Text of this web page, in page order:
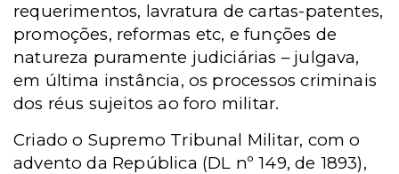
requerimentos, lavratura de cartas-patentes,
promoções, reformas etc, e funções de
natureza puramente judiciárias – julgava,
em última instância, os processos criminais
dos réus sujeitos ao foro militar.
Criado o Supremo Tribunal Militar, com o
advento da República (DL nº 149, de 1893),